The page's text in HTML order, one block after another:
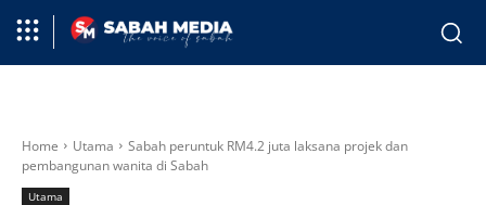
Home Utama
Sabah peruntuk RM4.2 juta laksana projek dan
pembangunan wanita di Sabah
Utama